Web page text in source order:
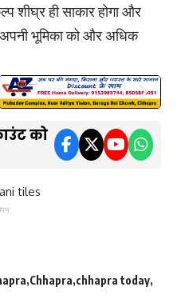
शीघ्र ही साकार होगा और
अपनी भूमिका को और अधिक
को
Chhapra chhapra today